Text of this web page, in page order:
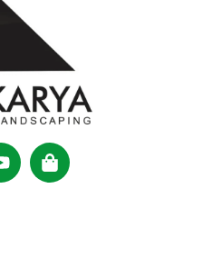
YoutubeShopping-
bag